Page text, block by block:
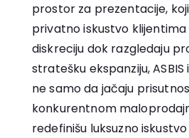
prostor za prezentacije,
privatno iskustvo klijentima
diskreciju dok razgledaju
stratešku ekspanziju,
ne samo da jačaju
konkurentnom
redefinišu luksuzno